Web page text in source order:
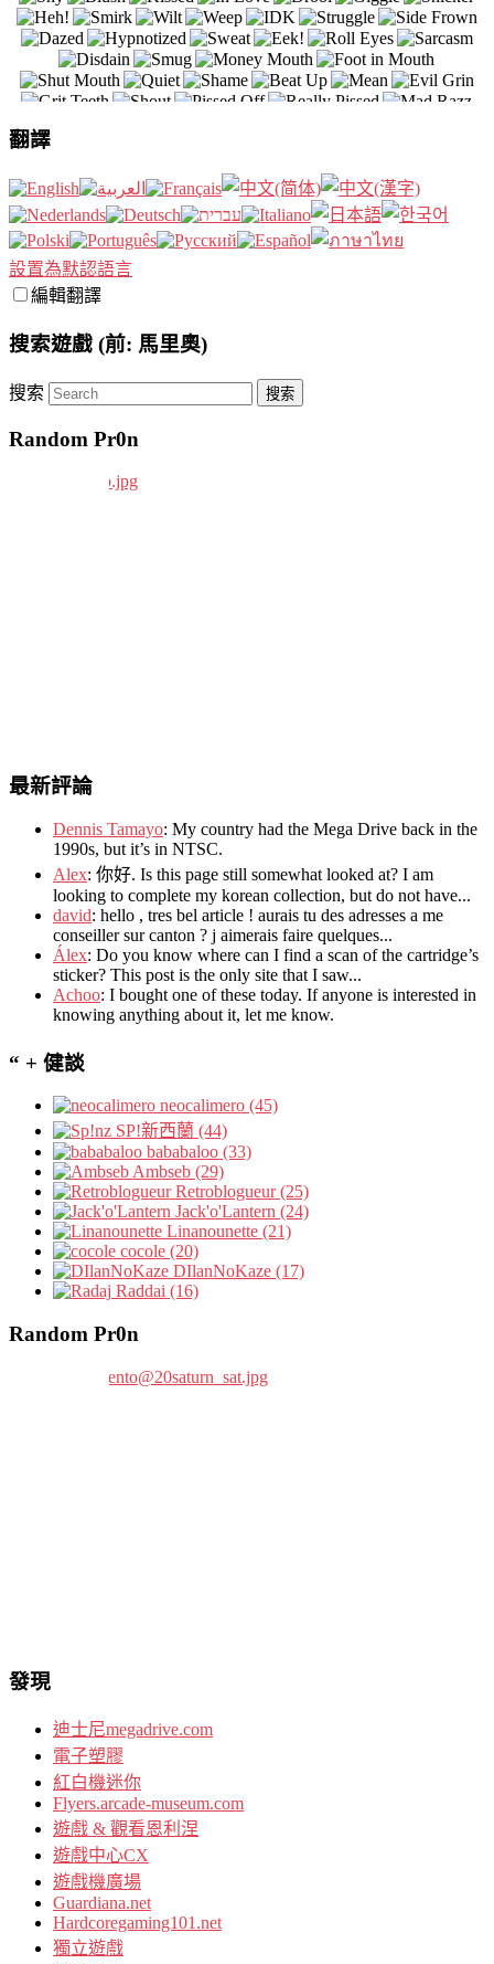
翻譯
設置為默認語言
編輯翻譯
搜索遊戲 (前: 馬里奧)
搜索
Random Pr0n
最新評論
Dennis Tamayo: My country had the Mega Drive back in the
1990s, but it’s in NTSC.
Alex: 你好. Is this page still somewhat looked at? I am
looking to complete my korean collection, but do not have...
david: hello , tres bel article ! aurais tu des adresses a me
conseiller sur canton ? j aimerais faire quelques...
Álex: Do you know where can I find a scan of the cartridge’s
sticker? This post is the only site that I saw...
Achoo: I bought one of these today. If anyone is interested in
knowing anything about it, let me know.
“ + 健談
neocalimero (45)
SP!新西蘭 (44)
bababaloo (33)
Ambseb (29)
Retroblogueur (25)
Jack'o'Lantern (24)
Linanounette (21)
cocole (20)
DIlanNoKaze (17)
Raddai (16)
Random Pr0n
發現
迪士尼megadrive.com
電子塑膠
紅白機迷你
Flyers.arcade-museum.com
遊戲 & 觀看恩利涅
遊戲中心CX
遊戲機廣場
Guardiana.net
Hardcoregaming101.net
獨立遊戲